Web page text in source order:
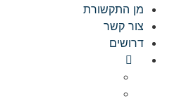
מן התקשורת
צור קשר
דרושים